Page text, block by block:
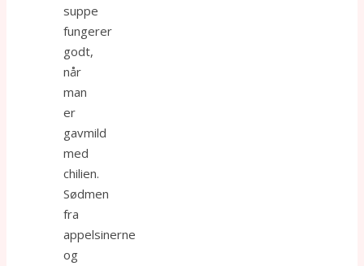
suppe
fungerer
godt,
når
man
er
gavmild
med
chilien.
Sødmen
fra
appelsinerne
og